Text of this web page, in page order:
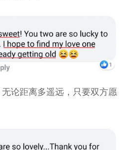
论距离多遥远，只要双方愿